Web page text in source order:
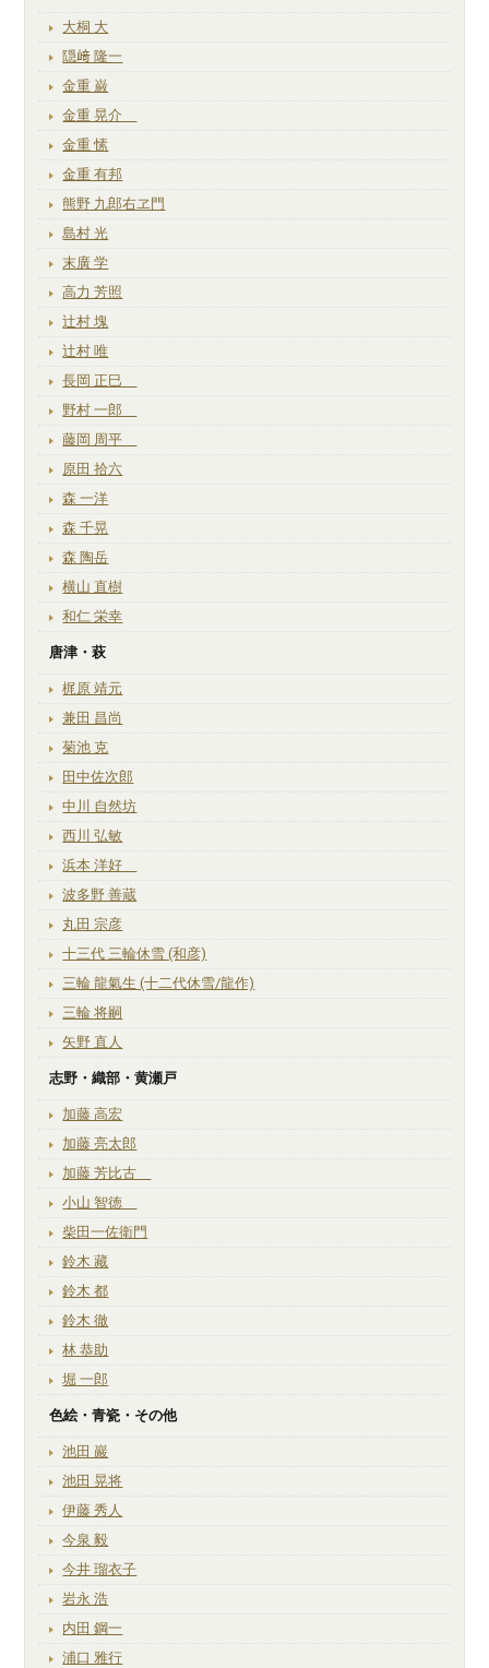
大桐 大
隠﨑 隆一
金重 巌
金重 晃介
金重 愫
金重 有邦
熊野 九郎右ヱ門
島村 光
末廣 学
高力 芳照
辻村 塊
辻村 唯
長岡 正巳
野村 一郎
藤岡 周平
原田 拾六
森 一洋
森 千晃
森 陶岳
横山 直樹
和仁 栄幸
唐津・萩
梶原 靖元
兼田 昌尚
菊池 克
田中佐次郎
中川 自然坊
西川 弘敏
浜本 洋好
波多野 善蔵
丸田 宗彦
十三代 三輪休雪 (和彦)
三輪 龍氣生 (十二代休雪/龍作)
三輪 将嗣
矢野 直人
志野・織部・黄瀬戸
加藤 高宏
加藤 亮太郎
加藤 芳比古
小山 智徳
柴田一佐衛門
鈴木 藏
鈴木 都
鈴木 徹
林 恭助
堀 一郎
色絵・青瓷・その他
池田 巖
池田 晃将
伊藤 秀人
今泉 毅
今井 瑠衣子
岩永 浩
内田 鋼一
浦口 雅行